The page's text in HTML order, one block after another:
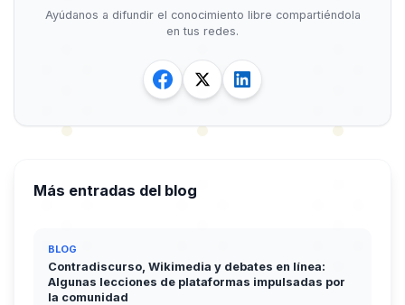
Ayúdanos a difundir el conocimiento libre compartiéndola
en tus redes.
Más entradas del blog
BLOG
Contradiscurso, Wikimedia y debates en línea:
Algunas lecciones de plataformas impulsadas por
la comunidad